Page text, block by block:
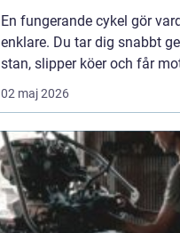
En fungerande cykel gör
enklare. Du tar dig snabbt
stan, slipper köer och får
02 maj 2026